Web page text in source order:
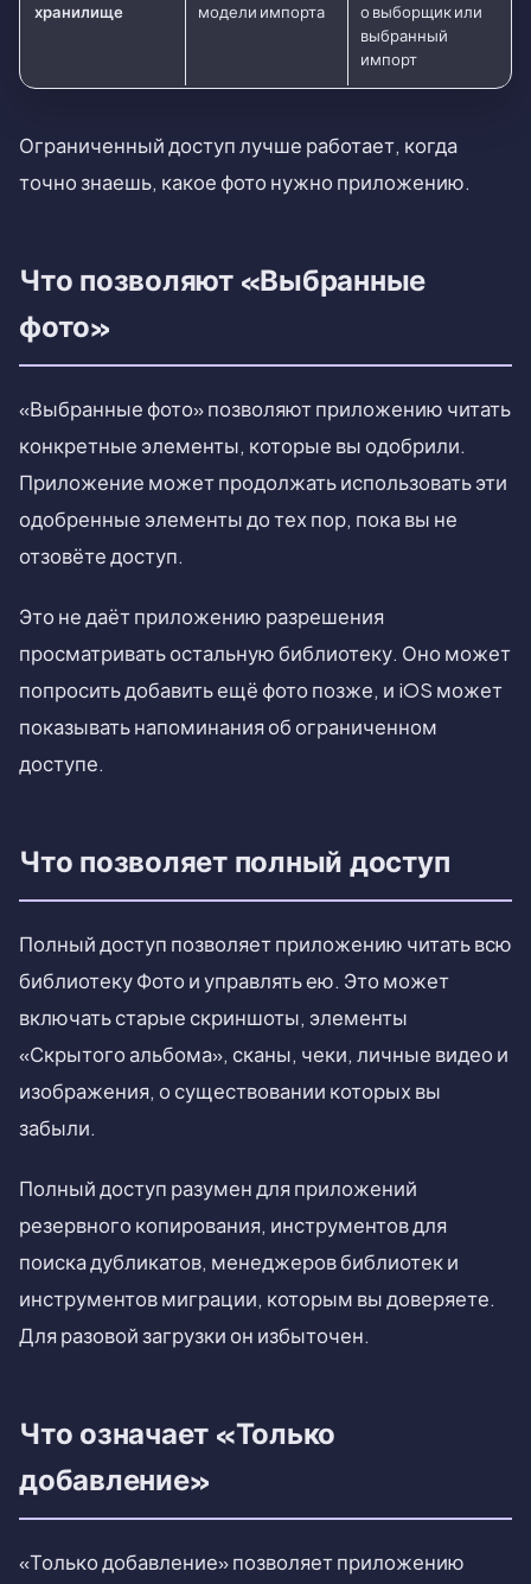
хранилище
модели импорта
о выборщик или
выбранный
импорт
Ограниченный доступ лучше работает, когда
точно знаешь, какое фото нужно приложению.
Что позволяют «Выбранные
фото»
«Выбранные фото» позволяют приложению читать
конкретные элементы, которые вы одобрили.
Приложение может продолжать использовать эти
одобренные элементы до тех пор, пока вы не
отзовёте доступ.
Это не даёт приложению разрешения
просматривать остальную библиотеку. Оно может
попросить добавить ещё фото позже, и iOS может
показывать напоминания об ограниченном
доступе.
Что позволяет полный доступ
Полный доступ позволяет приложению читать всю
библиотеку Фото и управлять ею. Это может
включать старые скриншоты, элементы
«Скрытого альбома», сканы, чеки, личные видео и
изображения, о существовании которых вы
забыли.
Полный доступ разумен для приложений
резервного копирования, инструментов для
поиска дубликатов, менеджеров библиотек и
инструментов миграции, которым вы доверяете.
Для разовой загрузки он избыточен.
Что означает «Только
добавление»
«Только добавление» позволяет приложению